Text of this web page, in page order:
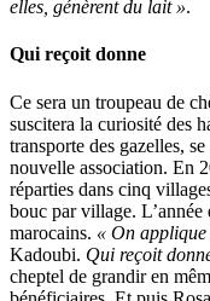
elles, génèrent du lait ».
Qui reçoit donne
Ce sera un troupeau de
suscitera la curiosité des
transporte des gazelles,
nouvelle association. En
réparties dans cinq
bouc par village. L’année
marocains. « On
Kadoubi. Qui reçoit
cheptel de grandir en